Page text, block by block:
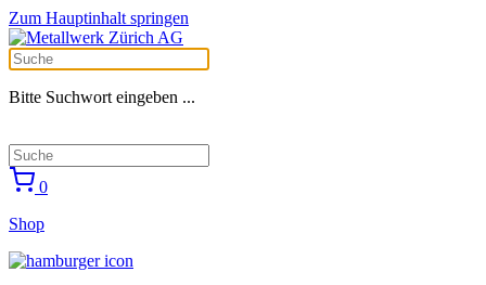
Zum Hauptinhalt springen
Bitte Suchwort eingeben ...
0
Shop